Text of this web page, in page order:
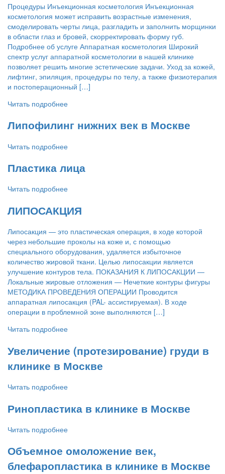
Процедуры Инъекционная косметология Инъекционная
косметология может исправить возрастные изменения,
смоделировать черты лица, разгладить и заполнить морщинки
в области глаз и бровей, скорректировать форму губ.
Подробнее об услуге Аппаратная косметология Широкий
спектр услуг аппаратной косметологии в нашей клинике
позволяет решить многие эстетические задачи. Уход за кожей,
лифтинг, эпиляция, процедуры по телу, а также физиотерапия
и постоперационный […]
Читать подробнее
Липофилинг нижних век в Москве
Читать подробнее
Пластика лица
Читать подробнее
ЛИПОСАКЦИЯ
Липосакция — это пластическая операция, в ходе которой
через небольшие проколы на коже и, с помощью
специального оборудования, удаляется избыточное
количество жировой ткани. Целью липосакции является
улучшение контуров тела. ПОКАЗАНИЯ К ЛИПОСАКЦИИ —
Локальные жировые отложения — Нечеткие контуры фигуры
МЕТОДИКА ПРОВЕДЕНИЯ ОПЕРАЦИИ Проводится
аппаратная липосакция (PAL- ассистируемая). В ходе
операции в проблемной зоне выполняются […]
Читать подробнее
Увеличение (протезирование) груди в
клинике в Москве
Читать подробнее
Ринопластика в клинике в Москве
Читать подробнее
Объемное омоложение век,
блефаропластика в клинике в Москве